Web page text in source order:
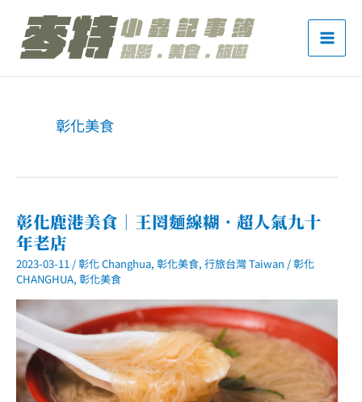
彰化美食
彰化鹿港美食｜王罔麵線糊．超人氣九十
年老店
2023-03-11 /彰化 Changhua, 彰化美食, 行旅台灣 Taiwan /彰化
CHANGHUA, 彰化美食